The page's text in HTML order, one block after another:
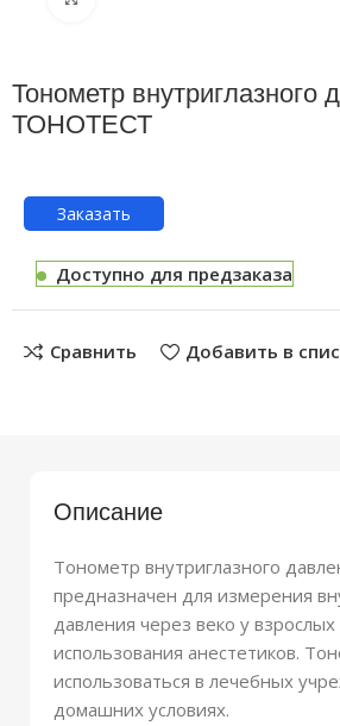
Тонометр внутриглазного
ТОНОТЕСТ
Заказать
Доступно для предзаказа
Сравнить Добавить в
Описание
Тонометр внутриглазного
предназначен для измерения
давления через веко у
использования анестетиков.
использоваться в лечебных
домашних условиях.